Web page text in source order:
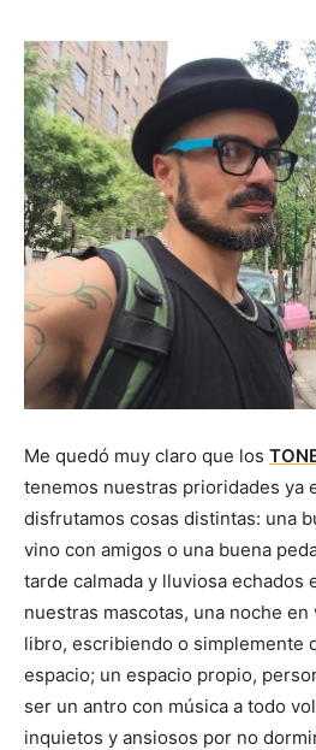
Me quedó muy claro que los
tenemos nuestras prioridades ya
disfrutamos cosas distintas: una
vino con amigos o una buena
tarde calmada y lluviosa echados
nuestras mascotas, una noche
libro, escribiendo o simplemente
espacio; un espacio propio,
ser un antro con música a todo
inquietos y ansiosos por no